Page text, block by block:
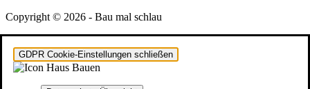
Copyright © 2026 - Bau mal schlau
GDPR Cookie-Einstellungen schließen